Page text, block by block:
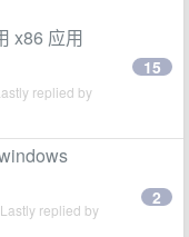
x86 应用
replied by
15
replied by
2